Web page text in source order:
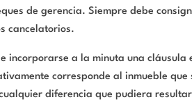
de gerencia. Siempre debe
cancelatorios.
incorporarse a la minuta una cláusula
corresponde al inmueble
diferencia que pudiera